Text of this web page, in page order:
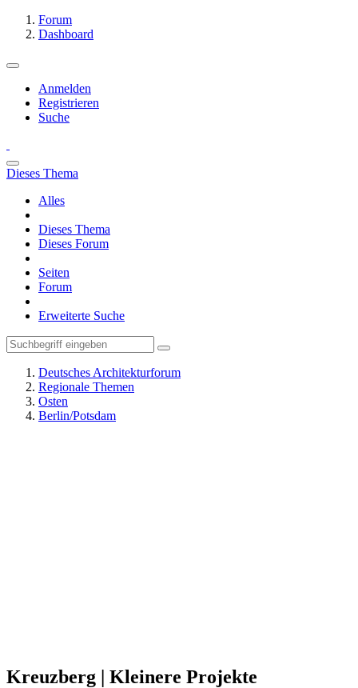
Forum
Dashboard
Anmelden
Registrieren
Suche
Dieses Thema
Alles
Dieses Thema
Dieses Forum
Seiten
Forum
Erweiterte Suche
Deutsches Architekturforum
Regionale Themen
Osten
Berlin/Potsdam
Kreuzberg | Kleinere Projekte